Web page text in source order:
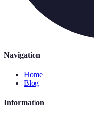
Navigation
Home
Blog
Information